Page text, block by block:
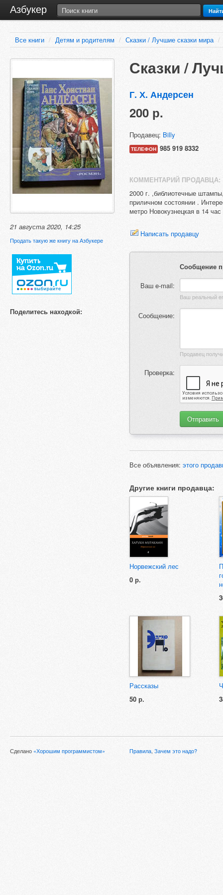
Азбукер
Все книги / Детям и родителям / Сказки / Лучшие сказки мира /
21 августа 2020, 14:25
Продать такую же книгу на Азбукере
Поделитесь находкой:
Сказки /
Г. Х. Андерсен
200 р.
Продавец: Billy
ТЕЛЕФОН 985 919 8332
КОММЕНТАРИЙ ПРОДАВЦА:
2000 г. ,библиотечные
приличном состоянии .
метро Новокузнецкая в 14
Написать продавцу
Сообщение
Ваш e-mail:
Сообщение:
Проверка:
Все объявления: этого
Другие книги продавца:
Норвежский лес
0 р.
Рассказы
50 р.
Сделано «Хорошим программистом» Правила, Зачем это надо?